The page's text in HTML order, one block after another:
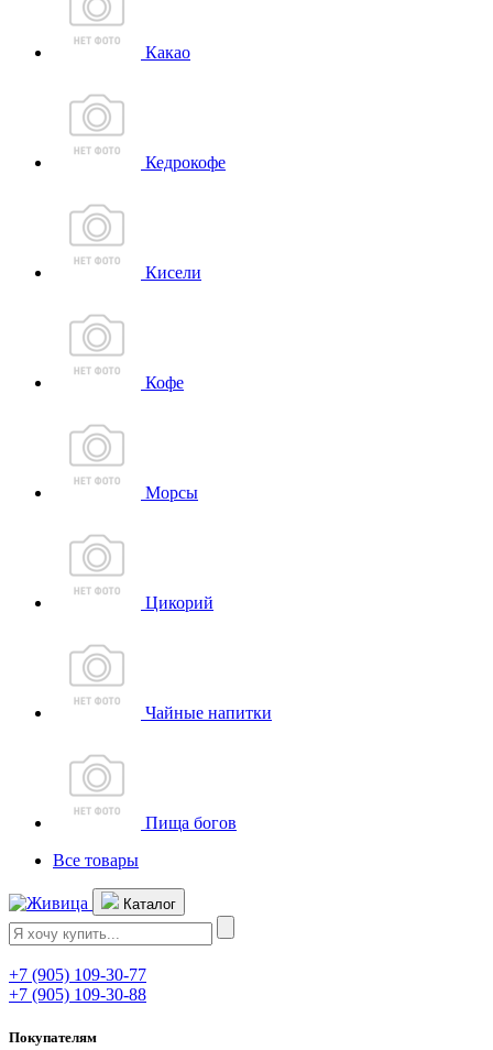
Какао
Кедрокофе
Кисели
Кофе
Морсы
Цикорий
Чайные напитки
Пища богов
Все товары
Каталог
+7 (905) 109-30-77
+7 (905) 109-30-88
Покупателям